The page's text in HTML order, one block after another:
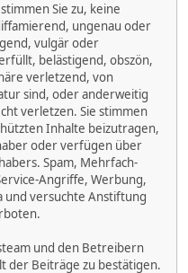
Sie zu, keine
ungenau oder
vulgär oder
belästigend, obszön,
verletzend, von
sind, oder anderweitig
verletzen. Sie stimmen
Inhalte beizutragen,
oder verfügen über
Spam, Mehrfach-
Angriffe, Werbung,
und versuchte Anstiftung
und den Betreibern
der Beiträge zu bestätigen.